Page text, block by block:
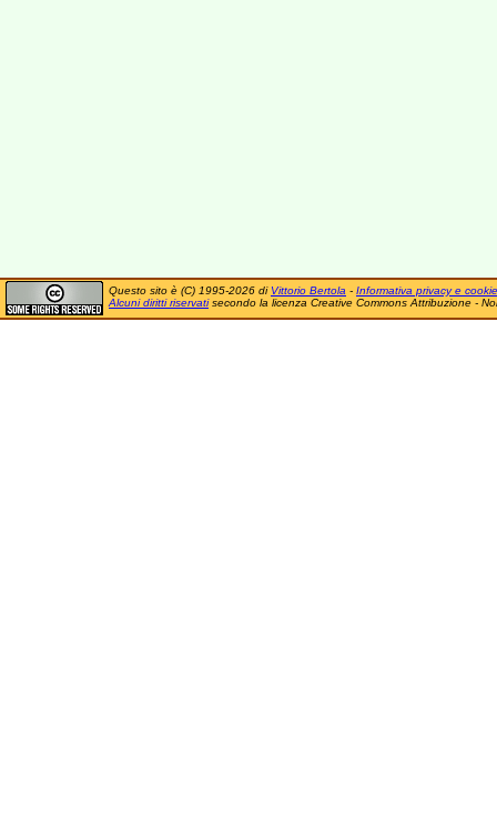
Questo sito è (C) 1995-2026 di Vittorio Bertola - Informativa privacy e cookie
Alcuni diritti riservatisecondo la licenza Creative Commons Attribuzione -